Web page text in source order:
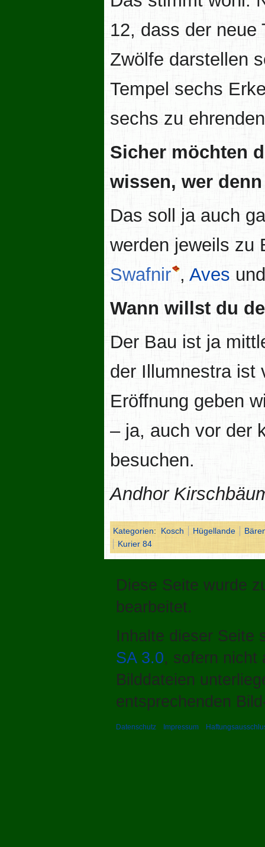
12, dass der neue
Zwölfe darstellen
Tempel sechs
sechs zu
Sicher möchten
wissen, wer
Das soll ja auch
werden jeweils zu
Swafnir , Aves
Wann willst du
Der Bau ist ja
der Illumnestra ist
Eröffnung geben
– ja, auch vor der
besuchen.
Andhor
Kategorien: Kosch Hügellande
Kurier 84
Diese Seite wurde
bearbeitet.
Inhalte dieser Seite
SA 3.0, sofern nicht
Bilddateien
entsprechenden
Datenschutz Impressum